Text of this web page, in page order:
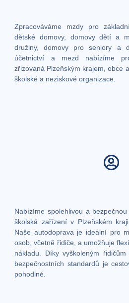
Zpracováváme mzdy pro
dětské domovy, domovy dětí a
družiny, domovy pro seniory a
účetnictví a mezd nabízíme
zřizovaná Plzeňským krajem, obce
školské a neziskové organizace.
Nabízíme spolehlivou a
školská zařízení v Plzeňském
Naše autodoprava je ideální pro
osob, včetně řidiče, a umožňuje
nákladu. Díky vyškoleným
bezpečnostních standardů je
pohodlné.